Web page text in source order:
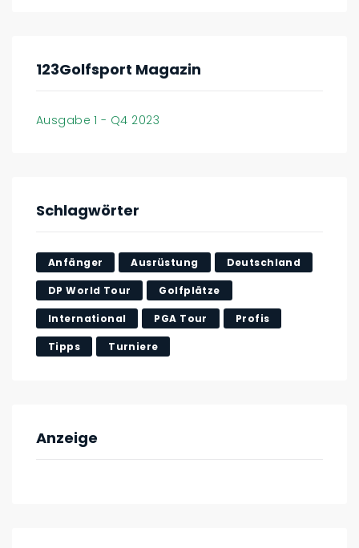
123Golfsport Magazin
Ausgabe 1 - Q4 2023
Schlagwörter
Anfänger Ausrüstung Deutschland
DP World Tour Golfplätze
International PGA Tour Profis
Tipps Turniere
Anzeige